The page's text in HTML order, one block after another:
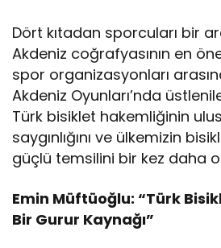
Dört kıtadan sporcuları bir
Akdeniz coğrafyasının en
spor organizasyonları
Akdeniz Oyunları’nda
Türk bisiklet hakemliğinin
saygınlığını ve ülkemizin
güçlü temsilini bir kez daha
Emin Müftüoğlu: “Türk
Bir Gurur Kaynağı”